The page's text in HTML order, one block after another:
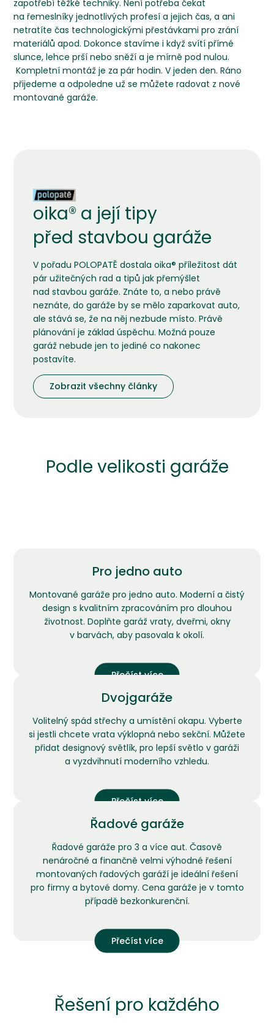
zapotřebí těžké techniky. Není potřeba čekat
na řemeslníky jednotlivých profesí a jejich čas, a ani
netratíte čas technologickými přestávkami pro zrání
materiálů apod. Dokonce stavíme i když svítí přímé
slunce, lehce prší nebo sněží a je mírně pod nulou.
Kompletní montáž je za pár hodin. V jeden den. Ráno
přijedeme a odpoledne už se můžete radovat z nové
montované garáže.
oika® a její tipy
před stavbou garáže
V pořadu POLOPATĚ dostala oika® příležitost dát
pár užitečných rad a tipů jak přemýšlet
nad stavbou garáže. Znáte to, a nebo právě
neznáte, do garáže by se mělo zaparkovat auto,
ale stává se, že na něj nezbude místo. Právě
plánování je základ úspěchu. Možná pouze
garáž nebude jen to jediné co nakonec
postavíte.
Zobrazit všechny články
Podle velikosti garáže
Pro jedno auto
Montované garáže pro jedno auto. Moderní a čistý
design s kvalitním zpracováním pro dlouhou
životnost. Doplňte garáž vraty, dveřmi, okny
v barvách, aby pasovala k okolí.
Přečíst více
Dvojgaráže
Volitelný spád střechy a umístění okapu. Vyberte
si jestli chcete vrata výklopná nebo sekční. Můžete
přidat designový světlík, pro lepší světlo v garáži
a vyzdvihnutí moderního vzhledu.
Přečíst více
Řadové garáže
Řadové garáže pro 3 a více aut. Časově
nenáročné a finančně velmi výhodné řešení
montovaných řadových garáží je ideální řešení
pro firmy a bytové domy. Cena garáže je v tomto
případě bezkonkurenční.
Přečíst více
Řešení pro každého